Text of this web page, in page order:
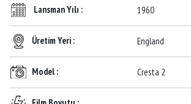
Lansman Yılı : 1960
Üretim Yeri : England
Model : Cresta 2